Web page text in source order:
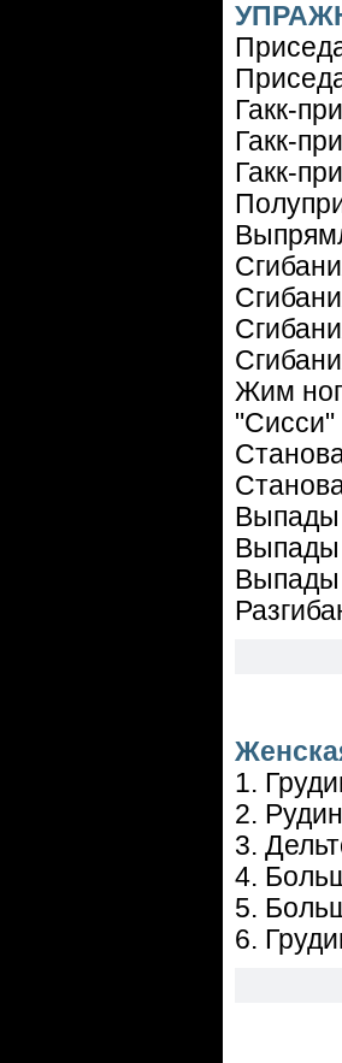
Гакк-
Гакк-
Гакк-
Жим
"Сисси"
Выпады
Выпады
Выпады
1.
2.
3.
4.
5.
6.